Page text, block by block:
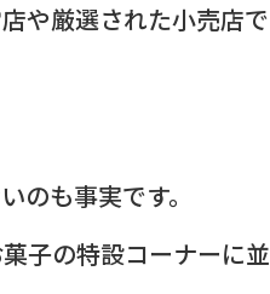
や厳選された小売店
のも事実です。
子の特設コーナーに